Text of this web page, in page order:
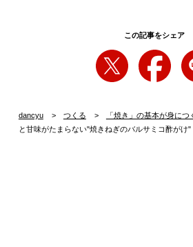
この記事をシェア
dancyu つくる 「焼き」の基本が身につ
と甘味がたまらない"焼きねぎのバルサミコ酢がけ"